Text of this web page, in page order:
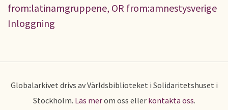
from:latinamgruppene, OR from:amnestysverige
Inloggning
Globalarkivet drivs av Världsbiblioteket i Solidaritetshuset i
Stockholm. Läs merom oss eller kontakta oss.